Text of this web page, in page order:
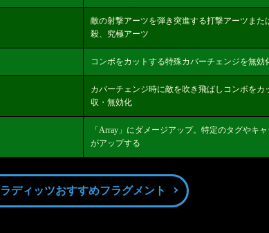
敵の射撃アーツを弾き突進する打撃アーツまた
殺、究極アーツ
コンボをカットする特殊カバーチェンジを無効
カバーチェンジ時に敵を吹き飛ばしコンボをカ
収・無効化
「Array」にダメージアップ。特定のタグやキ
がアップする
ラディッツおすすめフラグメント